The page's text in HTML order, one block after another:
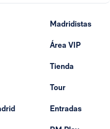
Madridistas
Área VIP
Tienda
Tour
Entradas